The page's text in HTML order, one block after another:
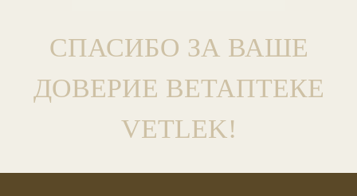
СПАСИБО ЗА ВАШЕ
ДОВЕРИЕ ВЕТАПТЕКЕ
VETLEK!